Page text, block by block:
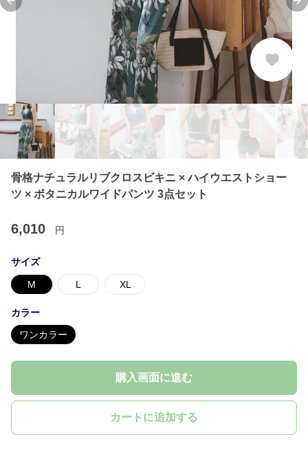
Previous slide
骨格ナチュラルリブクロスビキニ × ハイウエストショー
ツ × ボタニカルワイドパンツ 3点セット
6,010 円
サイズ
M L XL
カラー
ワンカラー
購入画面に進む
カートに追加する